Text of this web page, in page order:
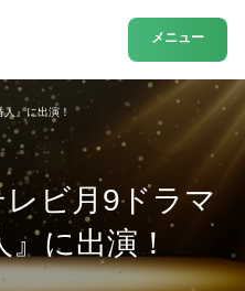
メニュー
ビ月9ドラマ
』に出演！
』に出演！